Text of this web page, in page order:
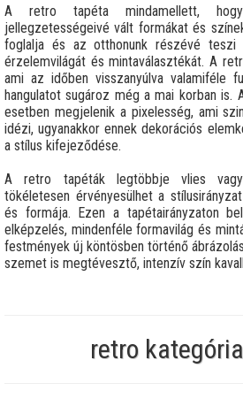
A retro tapéta mindamellett,
jellegzetességeivé vált formákat és
foglalja és az otthonunk részévé
érzelemvilágát és mintaválasztékát. A
ami az időben visszanyúlva valamiféle
hangulatot sugároz még a mai korban is.
esetben megjelenik a pixelesség, ami
idézi, ugyanakkor ennek dekorációs
a stílus kifejeződése.
A retro tapéták legtöbbje vlies vagy
tökéletesen érvényesülhet a
és formája. Ezen a tapétairányzaton
elképzelés, mindenféle formavilág és
festmények új köntösben történő
szemet is megtévesztő, intenzív szín
retro